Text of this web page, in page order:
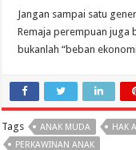
Jangan sampai satu
Remaja perempuan juga
bukanlah “beban
Tags ANAK MUDA HAK
PERKAWINAN ANAK